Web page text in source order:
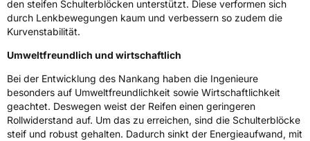
Rollgeräusch (dB)72
FahrzeugklasseC1
3PMSF / Schneeflockensymbol / Alpine-Symbol
EPREL ID 431406
Allgemeine Produktsicherheit (GPSR)
den steifen Schulterblöcken unterstützt. Diese verformen sich
durch Lenkbewegungen kaum und verbessern so zudem die
Kurvenstabilität.
Umweltfreundlich und wirtschaftlich
Bei der Entwicklung des Nankang haben die Ingenieure
besonders auf Umweltfreundlichkeit sowie Wirtschaftlichkeit
geachtet. Deswegen weist der Reifen einen geringeren
Rollwiderstand auf. Um das zu erreichen, sind die Schulterblöcke
steif und robust gehalten. Dadurch sinkt der Energieaufwand, mit